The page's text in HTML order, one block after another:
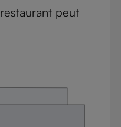
peut